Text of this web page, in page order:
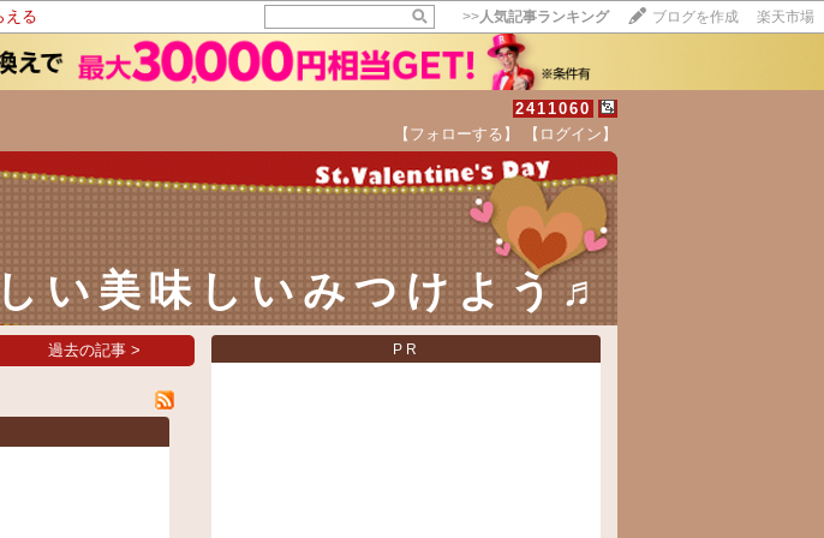
える >>人気記事ランキング ブログを作成 楽天市場
2411060
【フォローする】 【ログイン】
い美味しいみつけよう♬
15記事にいいね！で1ポイント
10秒滞在
いいね!
過去の記事 > PR